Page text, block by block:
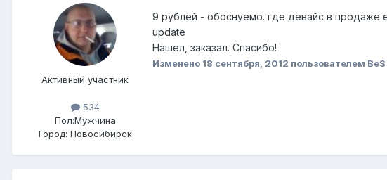
Активный участник
534
Пол:Мужчина
Город: Новосибирск
9 рублей - обоснуемо. где девайс в продаже
update
Нашел, заказал. Спасибо!
Изменено 18 сентября, 2012 пользователем BeS